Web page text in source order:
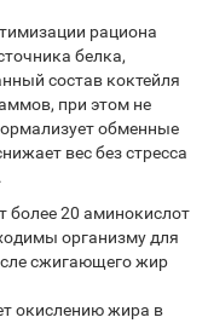
рациона
белка,
состав коктейля
при этом не
обменные
вес без стресса
более 20 аминокислот
организму для
сжигающего жир
окислению жира в